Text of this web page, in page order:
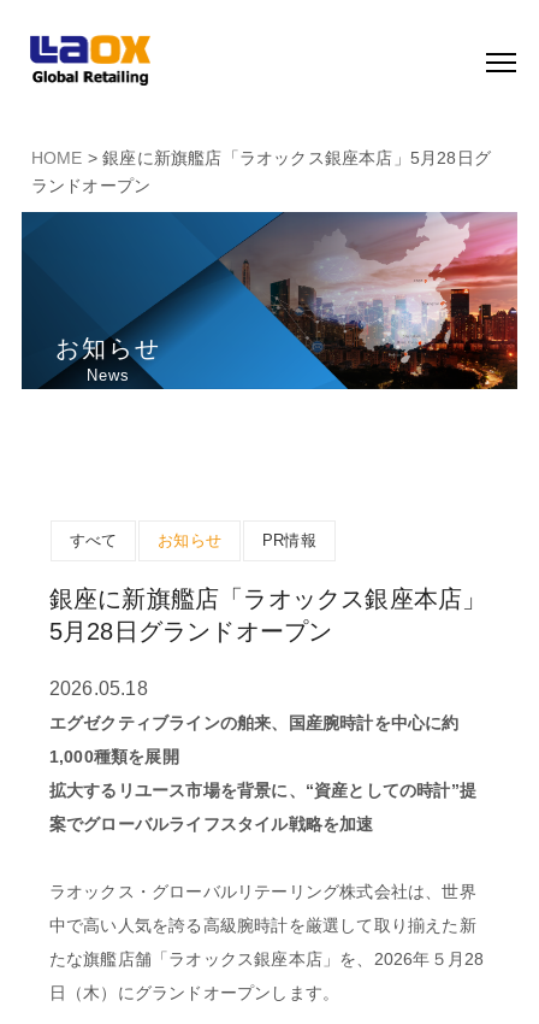
HOME > 銀座に新旗艦店「ラオックス銀座本店」5月28日グ
ランドオープン
お知らせ
News
すべて お知らせ PR情報
銀座に新旗艦店「ラオックス銀座本店」
5月28日グランドオープン
2026.05.18
エグゼクティブラインの舶来、国産腕時計を中心に約
1,000種類を展開
拡大するリユース市場を背景に、“資産としての時計”提
案でグローバルライフスタイル戦略を加速
ラオックス・グローバルリテーリング株式会社は、世界
中で高い人気を誇る高級腕時計を厳選して取り揃えた新
たな旗艦店舗「ラオックス銀座本店」を、2026年５月28
日（木）にグランドオープンします。